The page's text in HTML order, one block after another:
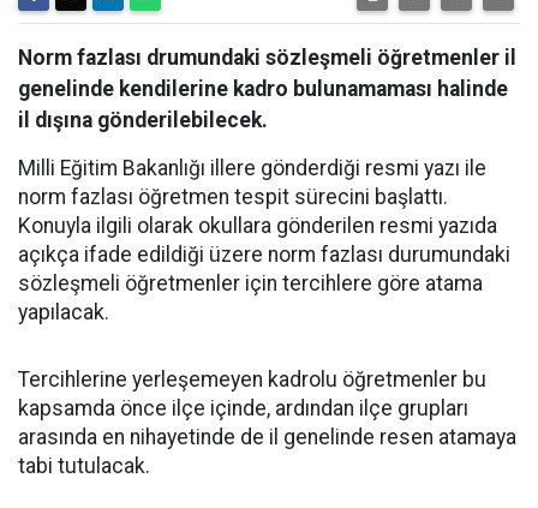
Norm fazlası drumundaki sözleşmeli öğretmenler il
genelinde kendilerine kadro bulunamaması halinde
il dışına gönderilebilecek.
Milli Eğitim Bakanlığı illere gönderdiği resmi yazı ile
norm fazlası öğretmen tespit sürecini başlattı.
Konuyla ilgili olarak okullara gönderilen resmi yazıda
açıkça ifade edildiği üzere norm fazlası durumundaki
sözleşmeli öğretmenler için tercihlere göre atama
yapılacak.
Tercihlerine yerleşemeyen kadrolu öğretmenler bu
kapsamda önce ilçe içinde, ardından ilçe grupları
arasında en nihayetinde de il genelinde resen atamaya
tabi tutulacak.